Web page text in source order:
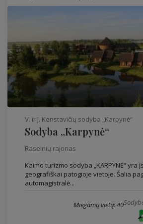
V. ir J. Kenstavičių sodyba „Karpynė“
Sodyba „Karpynė“
Raseinių rajonas
Kaimo turizmo sodyba „KARPYNĖ“ yra
geografiškai patogioje vietoje. Šalia
automagistralė...
Miegamų vietų: 40